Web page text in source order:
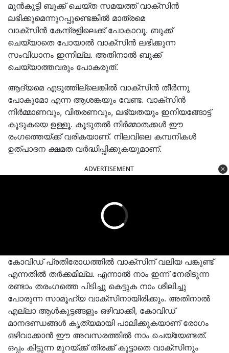
മുൻകൂട്ടി ബുക്ക് ചെയ്ത സമയത്ത് വാക്സിൻ
ലഭിക്കുമെന്നുറപ്പുണ്ടെങ്കിൽ മാത്രമെ
വാക്സിൻ കേന്ദ്രളിലെക്ക് പോകാവൂ. ബുക്ക്
ചെയ്യാതെ പോയാൽ വാക്സിൻ ലഭിക്കുന്ന
സംവിധാനം ഇന്നില്ല. അതിനാൽ ബുക്ക്
ചെയ്യാത്തവരും പോകരുത്.
ആദ്യമെ എടുത്തില്ലെങ്കിൽ വാക്സിൻ തീർന്നു
പോകുമോ എന്ന ആശങ്കയും വേണ്ട. വാക്സിൻ
നിർമ്മാണവും, വിതരണവും, ലഭ്യതയും ഇനിയങ്ങോട്ട്
കൂടുകയെ ഉള്ളൂ. കൂടുതൽ നിർമ്മാതക്കൾ ഈ
രംഗത്തെയ്ക്ക് വരികയാണ്. നിലവിലെ കമ്പനികൾ
ഉത്പാദന ക്ഷമത വർദ്ധിപ്പിക്കുകയുമാണ്.
ADVERTISEMENT
കോവിഡ് പ്രതിരോധത്തിൽ വാക്സിന് വലിയ പങ്കുണ്ട്
എന്നതിൽ തർക്കമില്ല. എന്നാൽ നാം ഇന്ന് നേരിടുന്ന
രണ്ടാം തരംഗത്തെ പിടിച്ചു കെട്ടുക നാം ശീലിച്ചു
പോരുന്ന സാമൂഹ്യ വാക്സിനായിരിക്കും. അതിനാൽ
എല്ലാ ആൾകൂട്ടങ്ങളും ഒഴിവാക്കി, കോവിഡ്
മാനദണ്ഡങ്ങൾ കൃത്യമായി പാലിക്കുകയാണ് രോഗം
ഒഴിവാക്കാൻ ഈ അവസരത്തിൽ നാം ചെയ്യേണ്ടത്.
ഒപ്പം കിട്ടുന്ന മുറയ്ക്ക് തിരക്ക് കൂട്ടാതെ വാക്സിനും